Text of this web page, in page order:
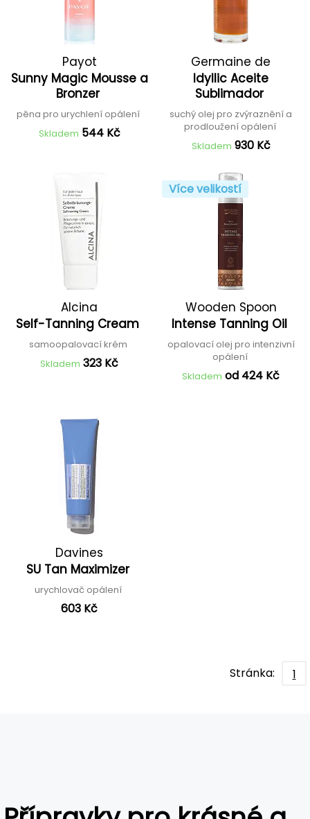
Payot
Sunny Magic Mousse a
Bronzer
pěna pro urychlení opálení
Skladem 544 Kč
Germaine de
Capuccini
Idyllic Aceite
Sublimador
suchý olej pro zvýraznění a
prodloužení opálení
Skladem 930 Kč
Alcina
Self-Tanning Cream
samoopalovací krém
Skladem 323 Kč
Více velikostí
Wooden Spoon
Intense Tanning Oil
opalovací olej pro intenzivní
opálení
Skladem od 424 Kč
Davines
SU Tan Maximizer
urychlovač opálení
603 Kč
Stránka: 1